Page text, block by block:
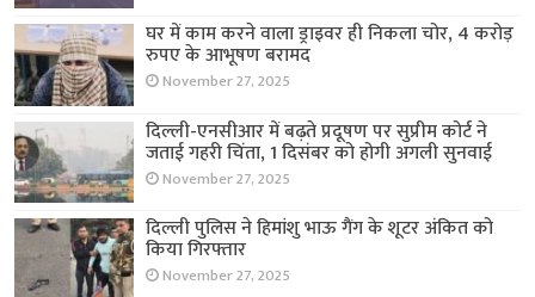
घर में काम करने वाला ड्राइवर ही निकला चोर, 4 करोड़
रुपए के आभूषण बरामद
November 27, 2025
दिल्ली-एनसीआर में बढ़ते प्रदूषण पर सुप्रीम कोर्ट ने
जताई गहरी चिंता, 1 दिसंबर को होगी अगली सुनवाई
November 27, 2025
दिल्ली पुलिस ने हिमांशु भाऊ गैंग के शूटर अंकित को
किया गिरफ्तार
November 27, 2025